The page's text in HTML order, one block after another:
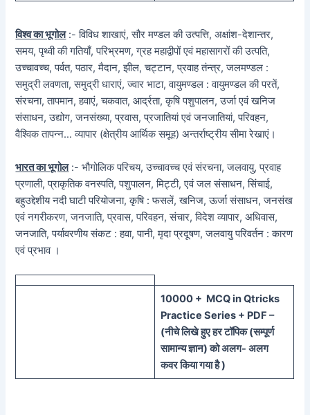
विश्व का भूगोल:- विविध शाखाएं, सौर मण्डल की उत्पत्ति, अक्षांश-देशान्तर,
समय, पृथ्वी की गतियाँ, परिभ्रमण, ग्रह महाद्वीपों एवं महासागरों की उत्पति,
उच्चावच्च, पर्वत, पठार, मैदान, झील, चट्टान, प्रवाह तंन्त्र, जलमण्डल :
समुद्री लवणता, समुद्री धाराएं, ज्वार भाटा, वायुमण्डल : वायुमण्डल की परतें,
संरचना, तापमान, हवाएं, चकवात, आर्द्रता, कृषि पशुपालन, उर्जा एवं खनिज
संसाधन, उद्योग, जनसंख्या, प्रवास, प्रजातियां एवं जनजातियां, परिवहन,
वैश्विक तापन्न… व्यापार (क्षेत्रीय आर्थिक समूह) अन्तर्राष्ट्रीय सीमा रेखाएं।
भारत का भूगोल:- भौगोलिक परिचय, उच्चावच्च एवं संरचना, जलवायु, प्रवाह
प्रणाली, प्राकृतिक वनस्पति, पशुपालन, मिट्टी, एवं जल संसाधन, सिंचाई,
बहुउद्देशीय नदी घाटी परियोजना, कृषि : फसलें, खनिज, ऊर्जा संसाधन, जनसंख
एवं नगरीकरण, जनजाति, प्रवास, परिवहन, संचार, विदेश व्यापार, अधिवास,
जनजाति, पर्यावरणीय संकट : हवा, पानी, मृदा प्रदूषण, जलवायु परिवर्तन : कारण
एवं प्रभाव ।
10000 + MCQ in Qtricks
Practice Series + PDF –
(नीचेलिखे हुएहर टॉपिक(सम्पूर्ण
सामान्य ज्ञान) कोअलग- अलग
कवर किया गया है )